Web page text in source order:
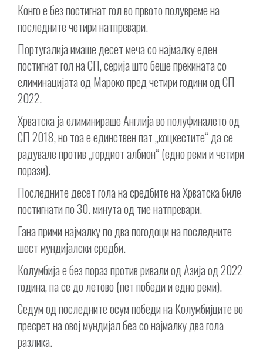
Конго е без постигнат гол во првото полувреме на
последните четири натпревари.
Португалија имаше десет меча со најмалку еден
постигнат гол на СП, серија што беше прекината со
елиминацијата од Мароко пред четири години од СП
2022.
Хрватска ја елиминираше Англија во полуфиналето од
СП 2018, но тоа е единствен пат „коцкестите“ да се
радувале против „гордиот албион“ (едно реми и четири
порази).
Последните десет гола на средбите на Хрватска биле
постигнати по 30. минута од тие натпревари.
Гана прими најмалку по два погодоци на последните
шест мундијалски средби.
Колумбија е без пораз против ривали од Азија од 2022
година, па се до летово (пет победи и едно реми).
Седум од последните осум победи на Колумбијците во
пресрет на овој мундијал беа со најмалку два гола
разлика.